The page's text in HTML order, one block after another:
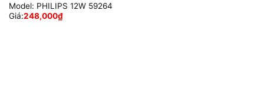
Model: PHILIPS 12W 59264
Giá:248,000₫